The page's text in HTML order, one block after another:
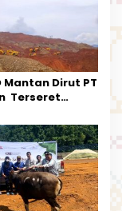
Mantan Dirut PT
Terseret
Tambang
Barat